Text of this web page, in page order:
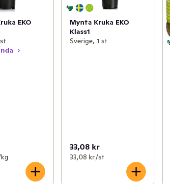
EKO
Mynta Kruka EKO
Klass1
Sverige, 1 st
33,08 kr
33,08 kr /st